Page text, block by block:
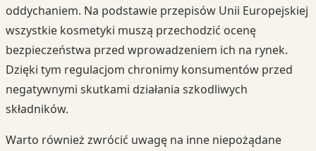
oddychaniem. Na podstawie przepisów Unii Europejskiej
wszystkie kosmetyki muszą przechodzić ocenę
bezpieczeństwa przed wprowadzeniem ich na rynek.
Dzięki tym regulacjom chronimy konsumentów przed
negatywnymi skutkami działania szkodliwych
składników.
Warto również zwrócić uwagę na inne niepożądane